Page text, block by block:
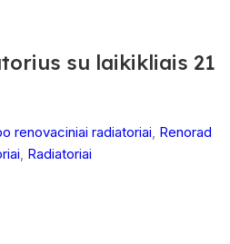
su laikikliais 21
renovaciniai radiatoriai, Renorad
, Radiatoriai